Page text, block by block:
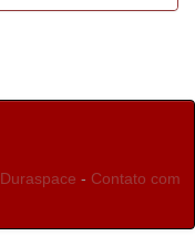
Duraspace - Contato com